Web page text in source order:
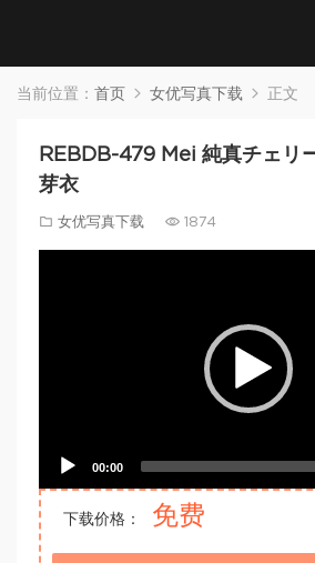
当前位置： 首页 女优写真下载 正文
REBDB-479 Mei 純真チェリ
芽衣
女优写真下载 1874
00:00
下载价格： 免费